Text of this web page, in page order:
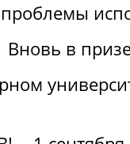
Вновь в